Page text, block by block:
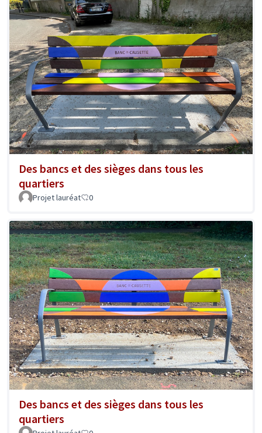
Des bancs et des sièges dans tous les
quartiers
Projet lauréat 0
Des bancs et des sièges dans tous les
quartiers